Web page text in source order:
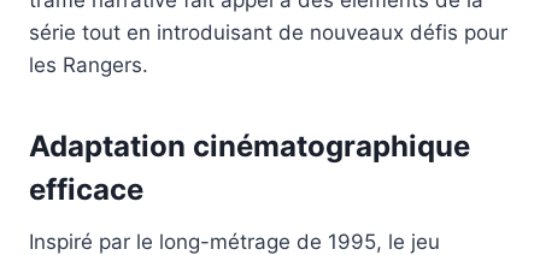
série tout en introduisant de nouveaux défis pour
les Rangers.
Adaptation cinématographique
efficace
Inspiré par le long-métrage de 1995, le jeu